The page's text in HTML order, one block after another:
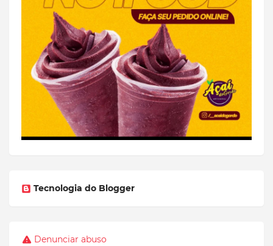
Tecnologia do Blogger
Denunciar abuso